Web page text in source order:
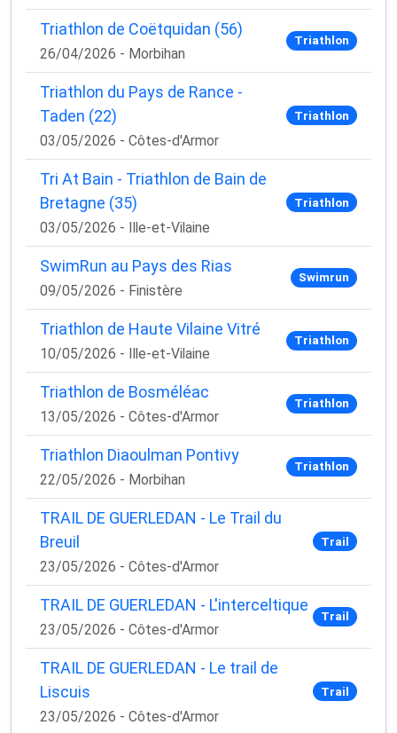
Triathlon de Coëtquidan (56)
26/04/2026 - Morbihan
Triathlon
Triathlon du Pays de Rance -
Taden (22)
03/05/2026 - Côtes-d'Armor
Triathlon
Tri At Bain - Triathlon de Bain de
Bretagne (35)
03/05/2026 - Ille-et-Vilaine
Triathlon
SwimRun au Pays des Rias
09/05/2026 - Finistère
Swimrun
Triathlon de Haute Vilaine Vitré
10/05/2026 - Ille-et-Vilaine
Triathlon
Triathlon de Bosméléac
13/05/2026 - Côtes-d'Armor
Triathlon
Triathlon Diaoulman Pontivy
22/05/2026 - Morbihan
Triathlon
TRAIL DE GUERLEDAN - Le Trail du
Breuil
23/05/2026 - Côtes-d'Armor
Trail
TRAIL DE GUERLEDAN - L'interceltique
23/05/2026 - Côtes-d'Armor
Trail
TRAIL DE GUERLEDAN - Le trail de
Liscuis
23/05/2026 - Côtes-d'Armor
Trail